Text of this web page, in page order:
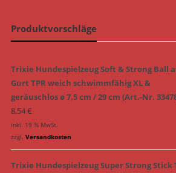
Produktvorschläge
Trixie Hundespielzeug Soft & Strong Ball
Gurt TPR weich schwimmfähig XL &
geräuschlos ø 7,5 cm / 29 cm (Art.-Nr.
8,54€
inkl. 19 % MwSt.
zzgl. Versandkosten
Trixie Hundespielzeug Super Strong Stick